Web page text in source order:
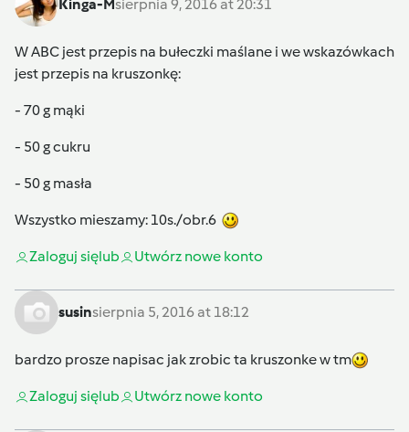
Kinga-Msierpnia 9, 2016 at 20:31
W ABC jest przepis na bułeczki maślane i we wskazówkach
jest przepis na kruszonkę:
- 70 g mąki
- 50 g cukru
- 50 g masła
Wszystko mieszamy: 10s./obr.6
Zaloguj sięlub Utwórz nowe konto
susinsierpnia 5, 2016 at 18:12
bardzo prosze napisac jak zrobic ta kruszonke w tm
Zaloguj sięlub Utwórz nowe konto